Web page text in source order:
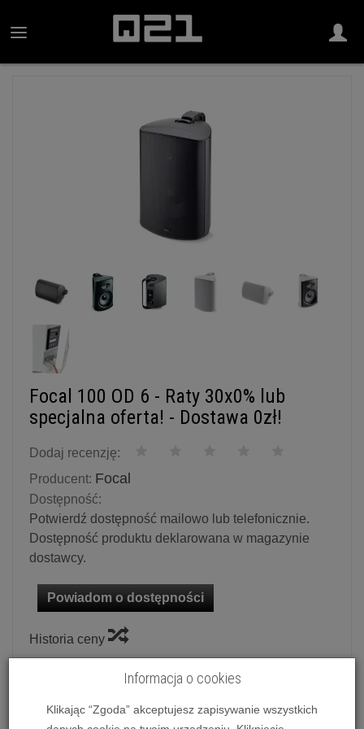
Focal 100 OD 6 - Raty 30x0% lub
specjalna oferta! - Dostawa 0zł!
Dodaj recenzję:
Producent: Focal
Dostępność:
Potwierdź dostępność mailowo lub telefonicznie.
Dostępność produktu deklarowana w magazynie
dostawcy.
Powiadom o dostępności
Historia ceny
Czarny
Informacja o cookies
Klikając “Zgoda” akceptujesz zapisywanie wszystkich